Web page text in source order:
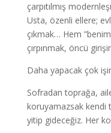
çarpıtılmış
Usta, özenli ellere;
çıkmak… Hem
çırpınmak, öncü
Daha yapacak çok
Sofradan toprağa,
koruyamazsak kendi
yitip gideceğiz. Her